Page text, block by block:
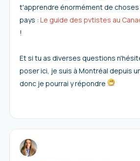
t'apprendre énormément de choses
pays : Le guide des pvtistes au
!
Et si tu as diverses questions
poser ici, je suis à Montréal depuis
donc je pourrai y répondre